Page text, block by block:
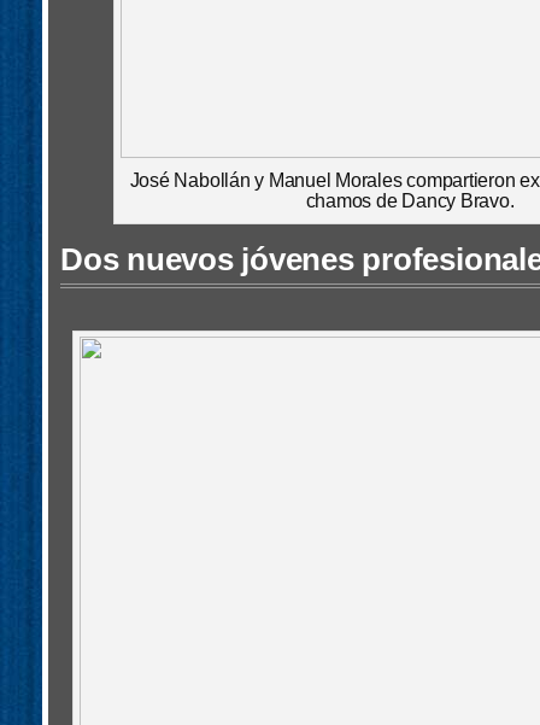
José Nabollán y Manuel Morales compartieron
chamos de Dancy Bravo.
Dos nuevos jóvenes